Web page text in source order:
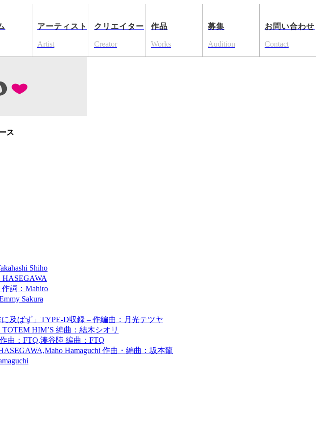
アーティスト
Artist
クリエイター
Creator
作品
Works
募集
Audition
お問い合わせ
Contact
ス
Shiho
HASEGAWA
作詞：Mahiro
Sakura
及ばず」TYPE-D収録 – 作編曲：月光テツヤ
HIM’S 編曲：結木シオリ
曲：FTQ,湊谷陸 編曲：FTQ
Hamaguchi 作曲・編曲：坂本龍